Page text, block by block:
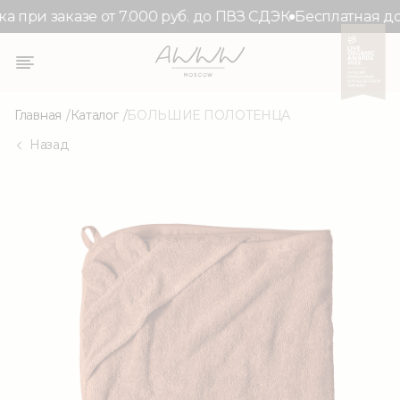
при заказе от 7.000 руб. до ПВЗ СДЭК Бесплатная
Главная Каталог БОЛЬШИЕ ПОЛОТЕНЦА
Назад